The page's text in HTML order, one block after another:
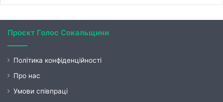
Проєкт Голос Сокальщини
Політика конфіденційності
Про нас
Умови співпраці